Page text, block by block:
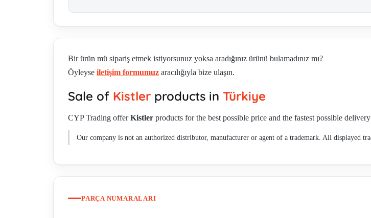
Bir ürün mü sipariş etmek istiyorsunuz yoksa aradığınız ürünü bulamadınız mı?
Öyleyse iletişim formumuz aracılığıyla bize ulaşın.
Sale of Kistler products in Türkiye
CYP Trading offerKistler products for the best possible price and the fastest possible
Our company is not an authorized distributor, manufacturer or agent of a trademark. All displayed
PARÇA NUMARALARI